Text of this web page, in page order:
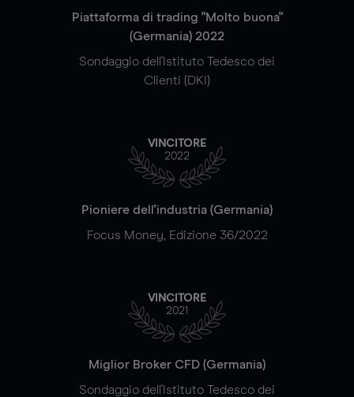
Piattaforma di trading "Molto buona"
(Germania) 2022
Sondaggio dell'Istituto Tedesco dei
Clienti (DKI)
VINCITORE
2022
Pioniere dell'industria (Germania)
Focus Money, Edizione 36/2022
VINCITORE
2021
Miglior Broker CFD (Germania)
Sondaggio dell'Istituto Tedesco dei